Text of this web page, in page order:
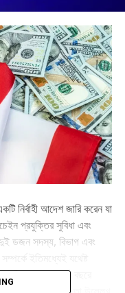
নির্বাহী আদেশ জারি করেন যা
প্রযুক্তির সুবিধা এবং
দুই ডজন সদস্য, বিভাগ এবং
করব যা পরবর্তী বছরে